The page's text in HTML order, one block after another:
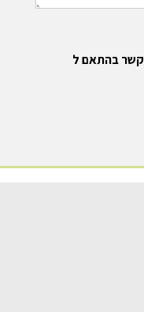
קשר בהתאם ל